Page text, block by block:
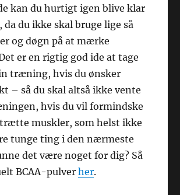
kan du hurtigt igen blive klar
du ikke skal bruge lige så
og døgn på at mærke
er en rigtig god ide at tage
træning, hvis du ønsker
– så du skal altså ikke vente
hvis du vil formindske
muskler, som helst ikke
tunge ting i den nærmeste
det være noget for dig? Så
BCAA-pulverher.